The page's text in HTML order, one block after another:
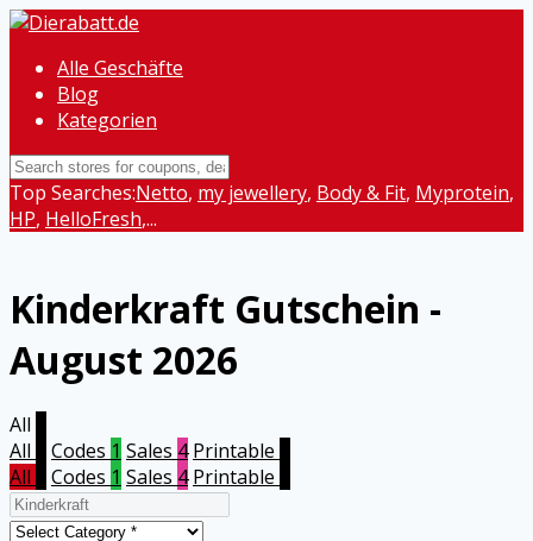
Alle Geschäfte
Blog
Kategorien
Top Searches:Netto, my jewellery, Body & Fit, Myprotein,
HP, HelloFresh,...
Kinderkraft Gutschein -
August 2026
All
All
Codes 1 Sales 4 Printable
All
Codes 1 Sales 4 Printable